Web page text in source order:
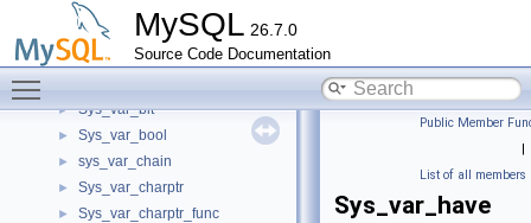
MySQL 26.7.0
Source Code Documentation
SYS_VAR
sys_var
► Sys_var_alias
► Sys_var_bit
► Sys_var_bool
► sys_var_chain
► Sys_var_charptr
► Sys_var_charptr_func
Public Member
|
List of all members
Sys_var_have